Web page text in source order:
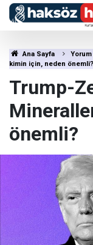
Ana Sayfa
kimin için, neden önemli?
Trump-
önemli?